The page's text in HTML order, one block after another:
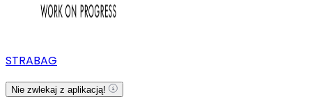
STRABAG
Nie zwlekaj z aplikacją!